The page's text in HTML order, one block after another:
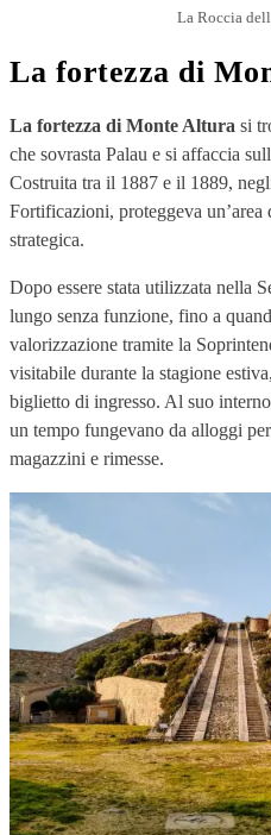
La Roccia
La fortezza di
La fortezza di Monte Altura si
che sovrasta Palau e si affaccia
Costruita tra il 1887 e il 1889,
Fortificazioni, proteggeva un’area
strategica.
Dopo essere stata utilizzata nella
lungo senza funzione, fino a
valorizzazione tramite la
visitabile durante la stagione
biglietto di ingresso. Al suo
un tempo fungevano da alloggi
magazzini e rimesse.